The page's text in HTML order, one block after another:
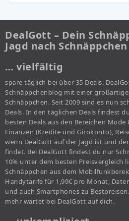
DealGott – Dein
Jagd nach
… vielfältig
spare täglich bei über 35 Deals.
Schnäppchenblog mit einer
Schnäppchen. Seit 2009 sind es nun
Deals. In den täglichen Deals findest
besten Deals aus den Bereichen
Finanzen (Kredite und Girokonto),
wenn DealGott auf der Jagd ist und
findet. Bei DealGott findest du nur
10% unter dem besten Preisvergleich
Schnäppchen aus dem
Handytarife für 1,99€ pro Monat,
und auch Smartphones zu
mehr wartet bei DealGott auf dich.